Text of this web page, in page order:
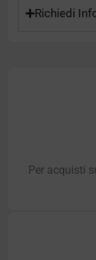
Richiedi
Per acquisti